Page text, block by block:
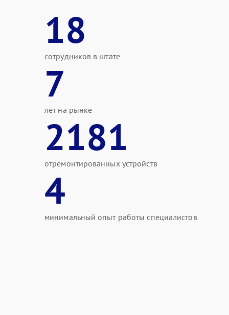
18
сотрудников в штате
7
лет на рынке
2181
отремонтированных устройств
4
минимальный опыт работы специалистов